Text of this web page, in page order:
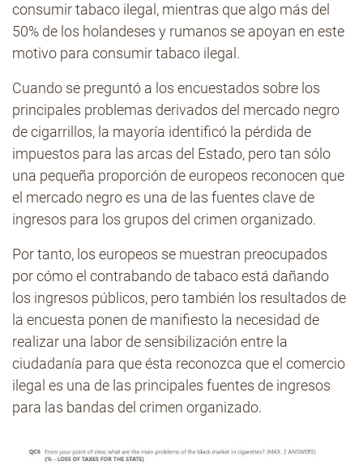
consumir tabaco ilegal, mientras que algo más del
50% de los holandeses y rumanos se apoyan en este
motivo para consumir tabaco ilegal.
Cuando se preguntó a los encuestados sobre los
principales problemas derivados del mercado negro
de cigarrillos, la mayoría identificó la pérdida de
impuestos para las arcas del Estado, pero tan sólo
una pequeña proporción de europeos reconocen que
el mercado negro es una de las fuentes clave de
ingresos para los grupos del crimen organizado.
Por tanto, los europeos se muestran preocupados
por cómo el contrabando de tabaco está dañando
los ingresos públicos, pero también los resultados de
la encuesta ponen de manifiesto la necesidad de
realizar una labor de sensibilización entre la
ciudadanía para que ésta reconozca que el comercio
ilegal es una de las principales fuentes de ingresos
para las bandas del crimen organizado.